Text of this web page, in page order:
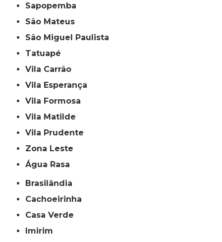
Sapopemba
São Mateus
São Miguel Paulista
Tatuapé
Vila Carrão
Vila Esperança
Vila Formosa
Vila Matilde
Vila Prudente
Zona Leste
Água Rasa
Brasilândia
Cachoeirinha
Casa Verde
Imirim